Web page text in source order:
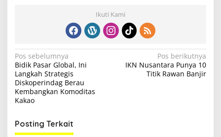
Ikuti Kami
N
a
v
i
a
Pos sebelumnya
Bidik Pasar Global, Ini
Langkah Strategis
Diskoperindag Berau
Kembangkan Komoditas
Kakao
Pos berikutnya
IKN Nusantara Punya 10
Titik Rawan Banjir
Posting Terkait